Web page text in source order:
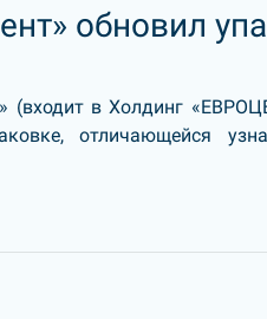
обновил
(входит в Холдинг
отличающейся